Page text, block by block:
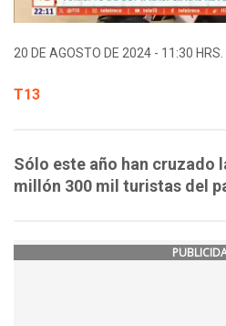
20 DE AGOSTO DE 2024 - 11:30 HRS.
T13
Sólo este año han cruzado
millón 300 mil turistas del